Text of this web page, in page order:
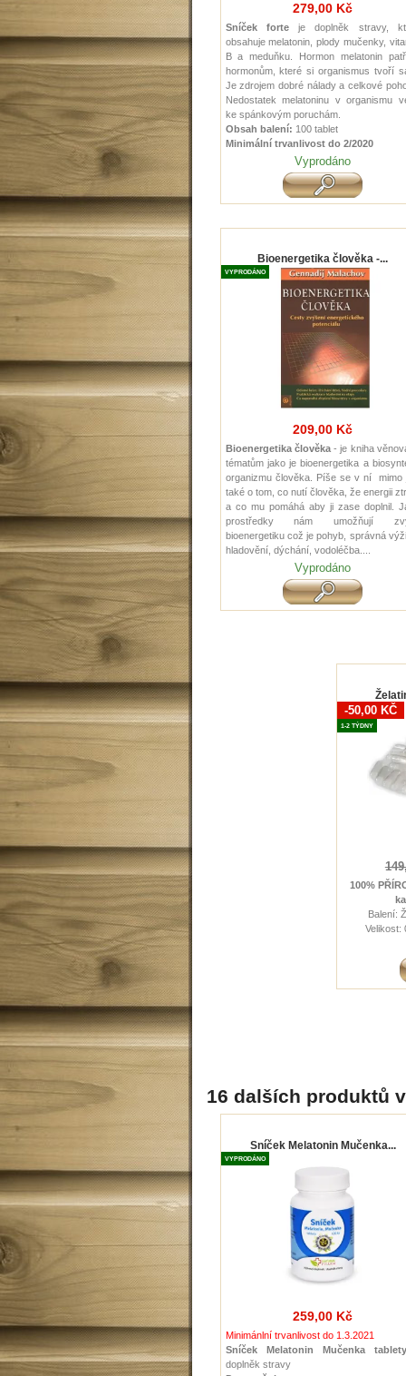
279,00 Kč
Sníček forteje doplněk stravy,
obsahuje melatonin, plody mučenky,
B a meduňku. Hormon melatonin
hormonům, které si organismus tvoří
Je zdrojem dobré nálady a celkové
Nedostatek melatoninu v organismu
ke spánkovým poruchám.
Obsah balení: 100 tablet
Minimální trvanlivost do 2/2020
Vyprodáno
Bioenergetika člověka -...
VYPRODÁNO
209,00 Kč
Bioenergetika člověka- je kniha
tématům jako je bioenergetika a
organizmu člověka. Píše se v ní mimo
také o tom, co nutí člověka, že energii
a co mu pomáhá aby ji zase doplnil.
prostředky nám umožňují
bioenergetiku což je pohyb, správná
hladovění, dýchání, vodoléčba....
Vyprodáno
-50,00 KČ
1-2 TÝDNY
100%
Balení:
Velikost:
16 dalších produktů
Sníček Melatonin Mučenka...
VYPRODÁNO
259,00 Kč
Minimánlní trvanlivost do 1.3.2021
Sníček Melatonin Mučenka
doplněk stravy